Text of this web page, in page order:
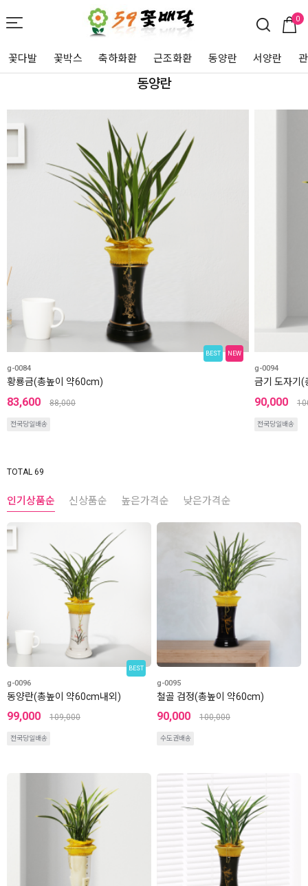
0
꽃다발 꽃박스 축하화환 근조화환 동양란 서양란
동양란
BEST NEW
g-0084
황룡금(총높이 약60cm)
83,600 88,000
전국당일배송
g-0094
금기 도자기
90,000
전국당일배송
TOTAL 69
인기상품순 신상품순 높은가격순 낮은가격순
BEST
g-0096
동양란(총높이 약60cm내외)
99,000 109,000
전국당일배송
g-0095
철골 검정(총높이 약60cm)
90,000 100,000
수도권배송